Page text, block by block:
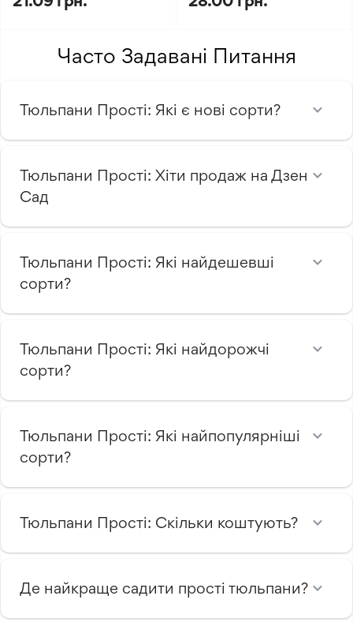
Часто Задавані Питання
Тюльпани Прості: Які є нові сорти?
Тюльпани Прості: Хіти продаж на Дзен
Сад
Тюльпани Прості: Які найдешевші
сорти?
Тюльпани Прості: Які найдорожчі
сорти?
Тюльпани Прості: Які найпопулярніші
сорти?
Тюльпани Прості: Скільки коштують?
Де найкраще садити прості тюльпани?